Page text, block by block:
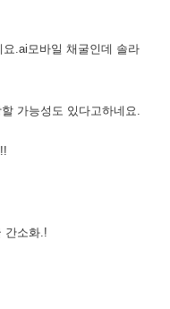
.ai모바일 채굴인데 솔라
가능성도 있다고하네요.
간소화.!